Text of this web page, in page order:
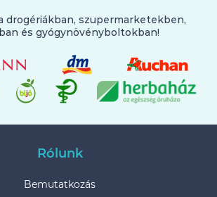
drogériákban, szupermarketekben,
és gyógynövényboltokban!
Rólunk
Bemutatkozás